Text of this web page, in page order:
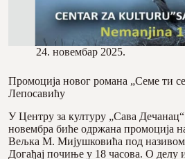
24. новембар 2025.
Промоција новог романа „Семе ти
Лепосавићу
У Центру за културу „Сава
новембра биће одржана промоција
Вељка М. Мијушковића под називом
Догађај почиње у 18 часова. О делу